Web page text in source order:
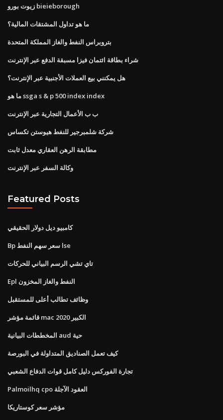
زيوت بورو bieieborough
ما هو تداول المشتقات المالية؟
بتروبراس النفط والغاز المملكة المتحدة
شراء بطاقة ائتمان فيزا مسبقة الدفع عبر الإنترنت
هل يمكنني بيع العملات الأجنبية عبر الإنترنت؟
ما هو ssga s & p 500 index index
ب ب الأعمال التجارية عبر الإنترنت
شركة شلمبرجير للنفط هيوستن تكساس
مطابقة الرهن العقاري معدل ثابت
وكالة السفر عبر الإنترنت
Featured Posts
كامبيو ديل دولار الحقيقي
Bp سعر سهم النفط lse
تاي تشي الرسم البياني للحركات
Epl النفط والغاز المخزون
وظائف تطالب أعلى للمستقبل
قائمة مؤشر mac الكبير 2020
المخططات البيانية aud حية
كيف تعمل الصناديق المتداولة في البورصة
تجارة الفوركس دليل كامل قوات الدفاع الشعبي
Palmoilhq cpo العقود الآجلة
مؤشر سعر كوستاريكا